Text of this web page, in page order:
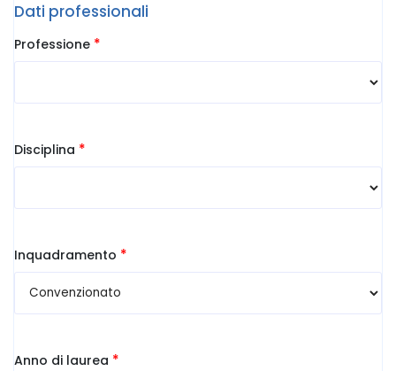
Dati professionali
Professione *
Disciplina *
Inquadramento *
Anno di laurea *